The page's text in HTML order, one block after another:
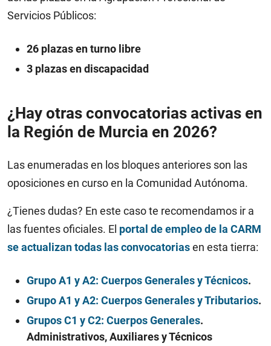
Servicios Públicos:
26 plazas en turno libre
3 plazas en discapacidad
¿Hay otras convocatorias activas en
la Región de Murcia en 2026?
Las enumeradas en los bloques anteriores son las
oposiciones en curso en la Comunidad Autónoma.
¿Tienes dudas? En este caso te recomendamos ir a
las fuentes oficiales. El portal de empleo de la CARM
se actualizan todas las convocatoriasen esta tierra:
Grupo A1 y A2: Cuerpos Generales y Técnicos.
Grupo A1 y A2: Cuerpos Generales y Tributarios.
Grupos C1 y C2: Cuerpos Generales.
Administrativos, Auxiliares y Técnicos